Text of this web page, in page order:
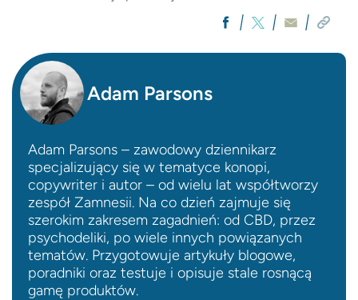
Adam Parsons
Adam Parsons – zawodowy dziennikarz
specjalizujący się w tematyce konopi,
copywriter i autor – od wielu lat współtworzy
zespół Zamnesii. Na co dzień zajmuje się
szerokim zakresem zagadnień: od CBD, przez
psychodeliki, po wiele innych powiązanych
tematów. Przygotowuje artykuły blogowe,
poradniki oraz testuje i opisuje stale rosnącą
gamę produktów.